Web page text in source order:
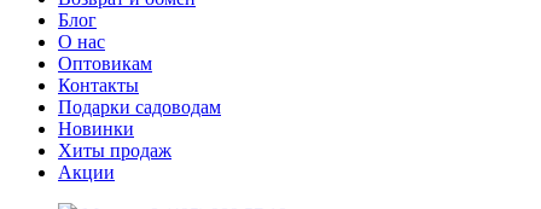
Блог
О нас
Оптовикам
Контакты
Подарки садоводам
Новинки
Хиты продаж
Акции